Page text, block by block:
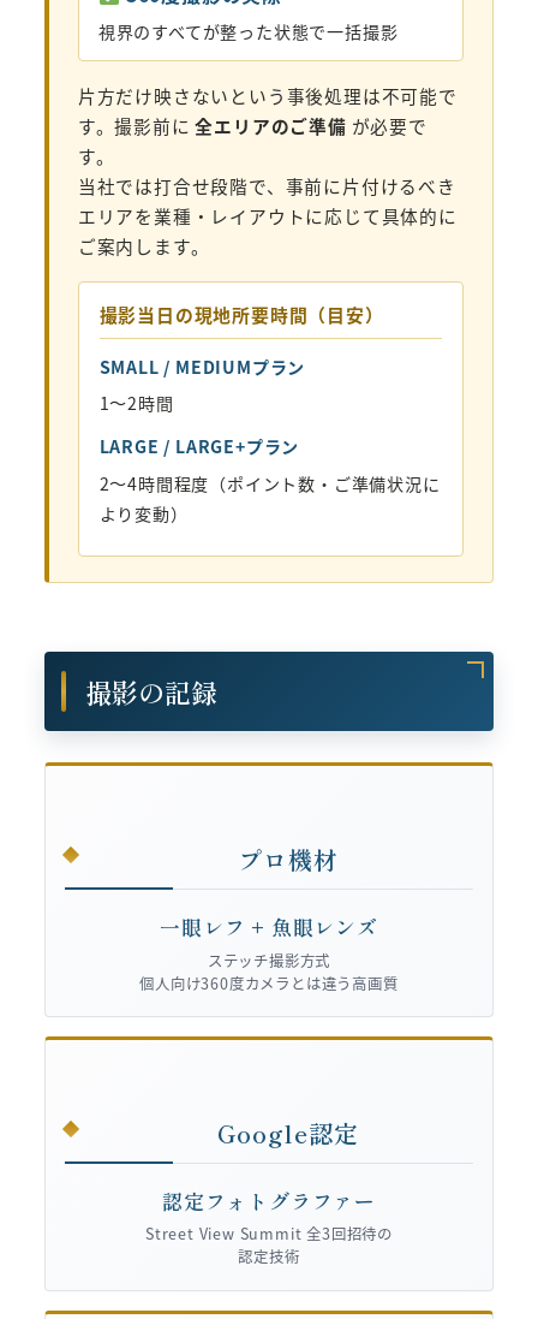
視界のすべてが整った状態で一括撮影
片方だけ映さないという事後処理は不可能で
す。撮影前に全エリアのご準備 が必要で
す。
当社では打合せ段階で、事前に片付けるべき
エリアを業種・レイアウトに応じて具体的に
ご案内します。
撮影当日の現地所要時間（目安）
SMALL / MEDIUMプラン
1〜2時間
LARGE / LARGE+プラン
2〜4時間程度（ポイント数・ご準備状況に
より変動）
撮影の記録
プロ機材
一眼レフ + 魚眼レンズ
ステッチ撮影方式
個人向け360度カメラとは違う高画質
Google認定
認定フォトグラファー
Street View Summit 全3回招待の
認定技術